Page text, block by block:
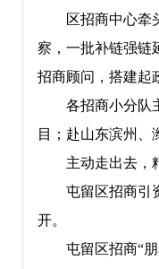
区招商中心牵头
察，一批补链强链
招商顾问，搭建起
各招商小分队主
目；赴山东滨州
主动走出去，精
屯留区招商引资
开。
屯留区招商“朋